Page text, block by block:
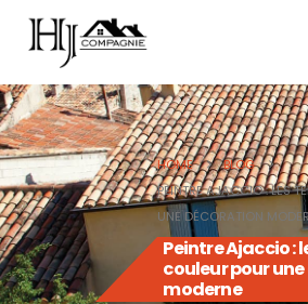
HOME
BLOG
PEINTRE AJACCIO : LES
UNE DÉCORATION
Peintre Ajaccio :
couleur pour
moderne